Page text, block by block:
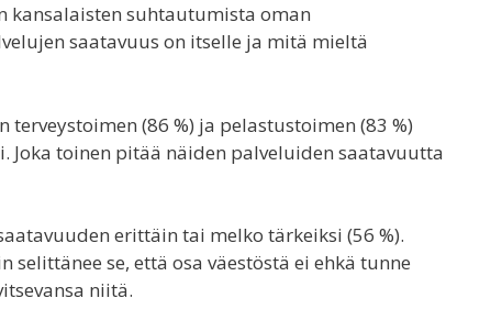
kansalaisten suhtautumista oman
saatavuus on itselle ja mitä mieltä
(86 %) ja pelastustoimen (83 %)
toinen pitää näiden palveluiden saatavuutta
erittäin tai melko tärkeiksi (56 %).
se, että osa väestöstä ei ehkä tunne
niitä.